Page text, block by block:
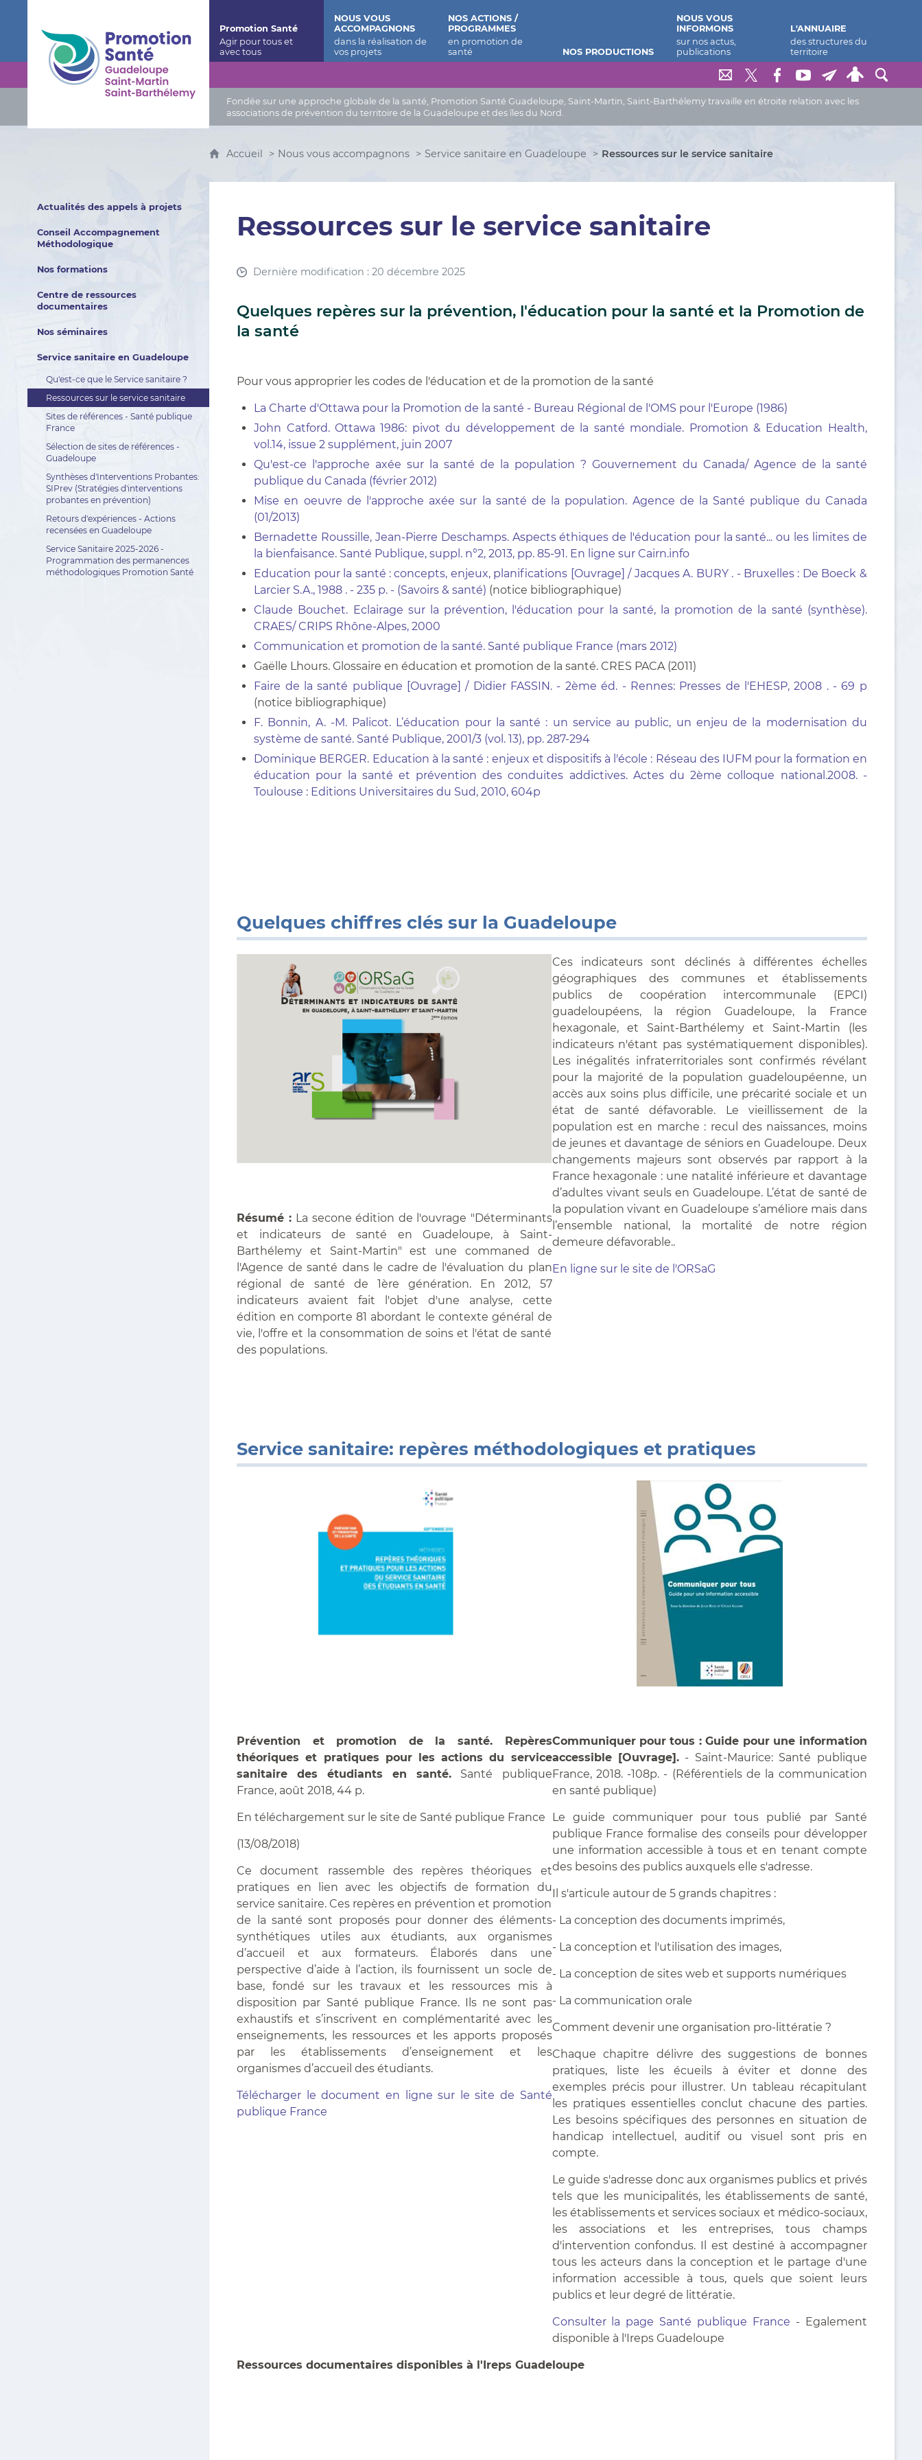
Fondée sur une approche globale de la santé, Promotion Santé Guadeloupe, Saint-Martin, Saint-Barthélemy travaille en étroite relation avec les
associations de prévention du territoire de la Guadeloupe et des îles du Nord.
Promotion Santé
NOUS VOUS
ACCOMPAGNONS
NOS ACTIONS /
PROGRAMMES
NOS PRODUCTIONS
NOUS VOUS
INFORMONS
L'ANNUAIRE
Actualités des appels à projets
Conseil Accompagnement
Méthodologique
Nos formations
Centre de ressources
documentaires
Nos séminaires
Service sanitaire en Guadeloupe
Qu'est-ce que le Service sanitaire ?
Ressources sur le service sanitaire
Sites de références - Santé publique
France
Sélection de sites de références -
Guadeloupe
Synthèses d'Interventions Probantes:
SIPrev (Stratégies d'interventions
probantes en prévention)
Retours d'expériences - Actions
recensées en Guadeloupe
Service Sanitaire 2025-2026 -
Programmation des permanences
méthodologiques Promotion Santé
Accueil Nous vous accompagnons Service sanitaire en Guadeloupe Ressources sur le service sanitaire
Ressources sur le service sanitaire
Dernière modification : 20 décembre 2025
Quelques repères sur la prévention, l'éducation pour la santé et la Promotion de
la santé
Pour vous approprier les codes de l'éducation et de la promotion de la santé
La Charte d'Ottawa pour la Promotion de la santé - Bureau Régional de l'OMS pour l'Europe (1986)
John Catford. Ottawa 1986: pivot du développement de la santé mondiale. Promotion & Education Health,
vol.14, issue 2 supplément, juin 2007
Qu'est-ce l'approche axée sur la santé de la population ? Gouvernement du Canada/ Agence de la santé
publique du Canada (février 2012)
Mise en oeuvre de l'approche axée sur la santé de la population. Agence de la Santé publique du Canada
(01/2013)
Bernadette Roussille, Jean-Pierre Deschamps. Aspects éthiques de l'éducation pour la santé... ou les limites de
la bienfaisance. Santé Publique, suppl. n°2, 2013, pp. 85-91. En ligne sur Cairn.info
Education pour la santé : concepts, enjeux, planifications [Ouvrage] / Jacques A. BURY . - Bruxelles : De Boeck &
Larcier S.A., 1988 . - 235 p. - (Savoirs & santé) (notice bibliographique)
Claude Bouchet. Eclairage sur la prévention, l'éducation pour la santé, la promotion de la santé (synthèse).
CRAES/ CRIPS Rhône-Alpes, 2000
Communication et promotion de la santé. Santé publique France (mars 2012)
Gaëlle Lhours. Glossaire en éducation et promotion de la santé. CRES PACA (2011)
Faire de la santé publique [Ouvrage] / Didier FASSIN. - 2ème éd. - Rennes: Presses de l'EHESP, 2008 . - 69 p
(notice bibliographique)
F. Bonnin, A. -M. Palicot. L’éducation pour la santé : un service au public, un enjeu de la modernisation du
système de santé. Santé Publique, 2001/3 (vol. 13), pp. 287-294
Dominique BERGER. Education à la santé : enjeux et dispositifs à l'école : Réseau des IUFM pour la formation en
éducation pour la santé et prévention des conduites addictives. Actes du 2ème colloque national.2008. -
Toulouse : Editions Universitaires du Sud, 2010, 604p
Quelques chiffres clés sur la Guadeloupe
Résumé : La secone édition de l'ouvrage "Déterminants
et indicateurs de santé en Guadeloupe, à Saint-
Barthélemy et Saint-Martin" est une commaned de
l'Agence de santé dans le cadre de l'évaluation du plan
régional de santé de 1ère génération. En 2012, 57
indicateurs avaient fait l'objet d'une analyse, cette
édition en comporte 81 abordant le contexte général de
vie, l'offre et la consommation de soins et l'état de santé
des populations.
Ces indicateurs sont déclinés à différentes échelles
géographiques des communes et établissements
publics de coopération intercommunale (EPCI)
guadeloupéens, la région Guadeloupe, la France
hexagonale, et Saint-Barthélemy et Saint-Martin (les
indicateurs n'étant pas systématiquement disponibles).
Les inégalités infraterritoriales sont confirmés révélant
pour la majorité de la population guadeloupéenne, un
accès aux soins plus difficile, une précarité sociale et un
état de santé défavorable. Le vieillissement de la
population est en marche : recul des naissances, moins
de jeunes et davantage de séniors en Guadeloupe. Deux
changements majeurs sont observés par rapport à la
France hexagonale : une natalité inférieure et davantage
d’adultes vivant seuls en Guadeloupe. L’état de santé de
la population vivant en Guadeloupe s’améliore mais dans
l’ensemble national, la mortalité de notre région
demeure défavorable..
En ligne sur le site de l'ORSaG
Service sanitaire: repères méthodologiques et pratiques
Prévention et promotion de la santé. Repères
théoriques et pratiques pour les actions du service
sanitaire des étudiants en santé. Santé publique
France, août 2018, 44 p.
En téléchargement sur le site de Santé publique France
(13/08/2018)
Ce document rassemble des repères théoriques et
pratiques en lien avec les objectifs de formation du
service sanitaire. Ces repères en prévention et promotion
de la santé sont proposés pour donner des éléments
synthétiques utiles aux étudiants, aux organismes
d’accueil et aux formateurs. Élaborés dans une
perspective d’aide à l’action, ils fournissent un socle de
base, fondé sur les travaux et les ressources mis à
disposition par Santé publique France. Ils ne sont pas
exhaustifs et s’inscrivent en complémentarité avec les
enseignements, les ressources et les apports proposés
par les établissements d’enseignement et les
organismes d’accueil des étudiants.
Télécharger le document en ligne sur le site de Santé
publique France
Communiquer pour tous : Guide pour une information
accessible [Ouvrage].- Saint-Maurice: Santé publique
France, 2018. -108p. - (Référentiels de la communication
en santé publique)
Le guide communiquer pour tous publié par Santé
publique France formalise des conseils pour développer
une information accessible à tous et en tenant compte
des besoins des publics auxquels elle s'adresse.
Il s'articule autour de 5 grands chapitres :
- La conception des documents imprimés,
- La conception et l'utilisation des images,
- La conception de sites web et supports numériques
- La communication orale
Comment devenir une organisation pro-littératie ?
Chaque chapitre délivre des suggestions de bonnes
pratiques, liste les écueils à éviter et donne des
exemples précis pour illustrer. Un tableau récapitulant
les pratiques essentielles conclut chacune des parties.
Les besoins spécifiques des personnes en situation de
handicap intellectuel, auditif ou visuel sont pris en
compte.
Le guide s'adresse donc aux organismes publics et privés
tels que les municipalités, les établissements de santé,
les établissements et services sociaux et médico-sociaux,
les associations et les entreprises, tous champs
d'intervention confondus. Il est destiné à accompagner
tous les acteurs dans la conception et le partage d'une
information accessible à tous, quels que soient leurs
publics et leur degré de littératie.
Consulter la page Santé publique France - Egalement
disponible à l'Ireps Guadeloupe
Ressources documentaires disponibles à l'Ireps Guadeloupe